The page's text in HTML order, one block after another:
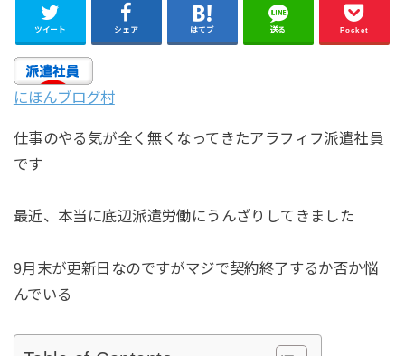
ツイート シェア はてブ 送る Pocket
にほんブログ村
仕事のやる気が全く無くなってきたアラフィフ派遣社員
です
最近、本当に底辺派遣労働にうんざりしてきました
9月末が更新日なのですがマジで契約終了するか否か悩
んでいる